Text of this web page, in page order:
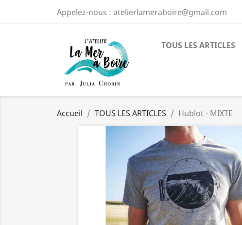
Appelez-nous : atelierlameraboire@gmail.com
TOUS LES ARTICLES
Accueil TOUS LES ARTICLES Hublot - MIXTE